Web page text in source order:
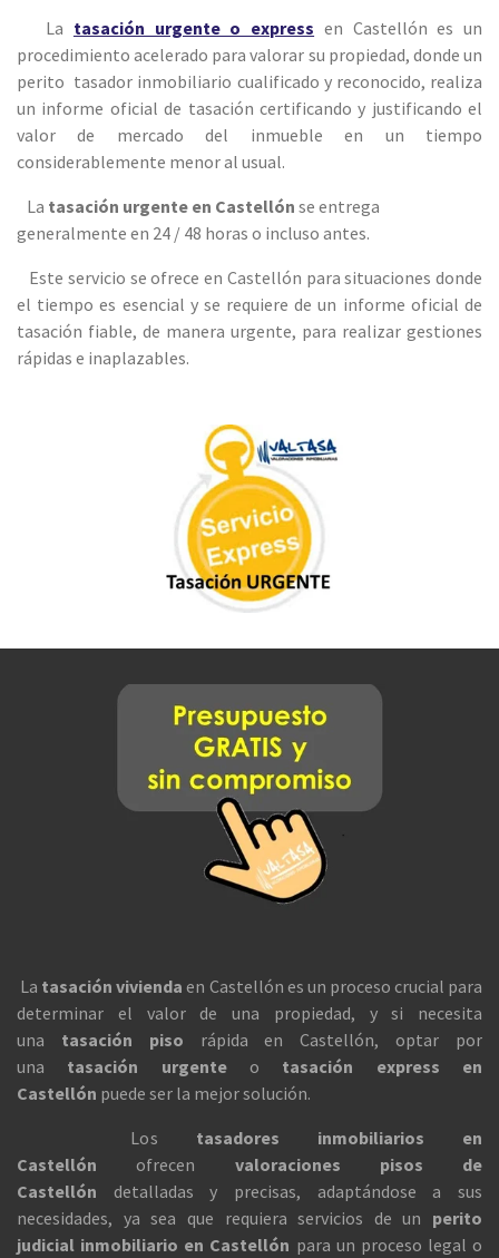
La tasación urgente o express en Castellón es un
procedimiento acelerado para valorar su propiedad, donde un
perito tasador inmobiliario cualificado y reconocido, realiza
un informe oficial de tasación certificando y justificando el
valor de mercado del inmueble en un tiempo
considerablemente menor al usual.
La tasación urgente en Castellón se entrega
generalmente en 24 / 48 horas o incluso antes.
Este servicio se ofrece en Castellón para situaciones donde
el tiempo es esencial y se requiere de un informe oficial de
tasación fiable, de manera urgente, para realizar gestiones
rápidas e inaplazables.
La tasación vivienda en Castellón es un proceso crucial para
determinar el valor de una propiedad, y si necesita
una tasación piso rápida en Castellón, optar por
una tasación urgenteo tasación express en
Castellón puede ser la mejor solución.
Los tasadores inmobiliarios en
Castellónofrecen valoraciones pisos de
Castellón detalladas y precisas, adaptándose a sus
necesidades, ya sea que requiera servicios de un perito
judicial inmobiliario en Castellón para un proceso legal o